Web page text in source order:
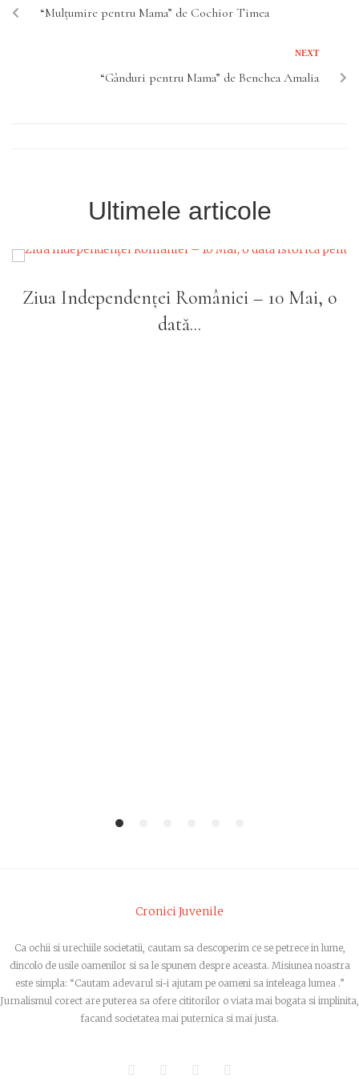
“Mulțumire pentru Mama” de Cochior Timea
NEXT
“Gânduri pentru Mama” de Benchea Amalia
Ultimele articole
Ziua Independenței României – 10 Mai, o
dată...
Cronici Juvenile
Ca ochii si urechiile societatii, cautam sa descoperim ce se petrece in lume,
dincolo de usile oamenilor si sa le spunem despre aceasta. Misiunea noastra
este simpla: “Cautam adevarul si-i ajutam pe oameni sa inteleaga lumea .”
Jurnalismul corect are puterea sa ofere cititorilor o viata mai bogata si implinita,
facand societatea mai puternica si mai justa.